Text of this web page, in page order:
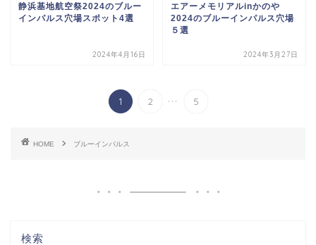
静浜基地航空祭2024のブルー
インパルス穴場スポット4選
2024年4月16日
エアーメモリアルinかのや
2024のブルーインパルス穴場
５選
2024年3月27日
1 2 ... 5
HOME ブルーインパルス
検索